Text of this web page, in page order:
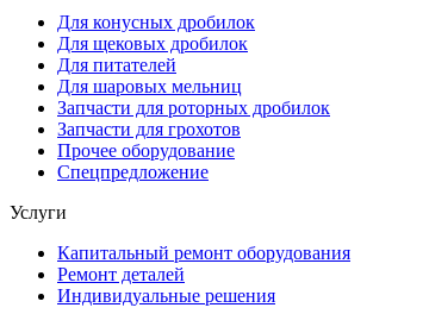
Для конусных дробилок
Для щековых дробилок
Для питателей
Для шаровых мельниц
Запчасти для роторных дробилок
Запчасти для грохотов
Прочее оборудование
Спецпредложение
Услуги
Капитальный ремонт оборудования
Ремонт деталей
Индивидуальные решения